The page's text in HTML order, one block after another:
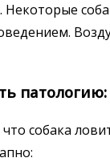
. Некоторые
собака